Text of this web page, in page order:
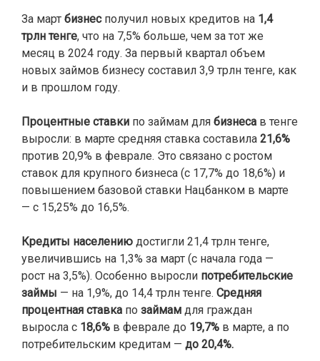
За март бизнесполучил новых кредитов на 1,4
трлн тенге, что на 7,5% больше, чем за тот же
месяц в 2024 году. За первый квартал объем
новых займов бизнесу составил 3,9 трлн тенге, как
и в прошлом году.
Процентные ставки по займам для бизнеса в тенге
выросли: в марте средняя ставка составила 21,6%
против 20,9% в феврале. Это связано с ростом
ставок для крупного бизнеса (с 17,7% до 18,6%) и
повышением базовой ставки Нацбанком в марте
— с 15,25% до 16,5%.
Кредиты населению достигли 21,4 трлн тенге,
увеличившись на 1,3% за март (с начала года —
рост на 3,5%). Особенно выросли потребительские
займы — на 1,9%, до 14,4 трлн тенге. Средняя
процентная ставка по займам для граждан
выросла с 18,6% в феврале до 19,7% в марте, а по
потребительским кредитам — до 20,4%.